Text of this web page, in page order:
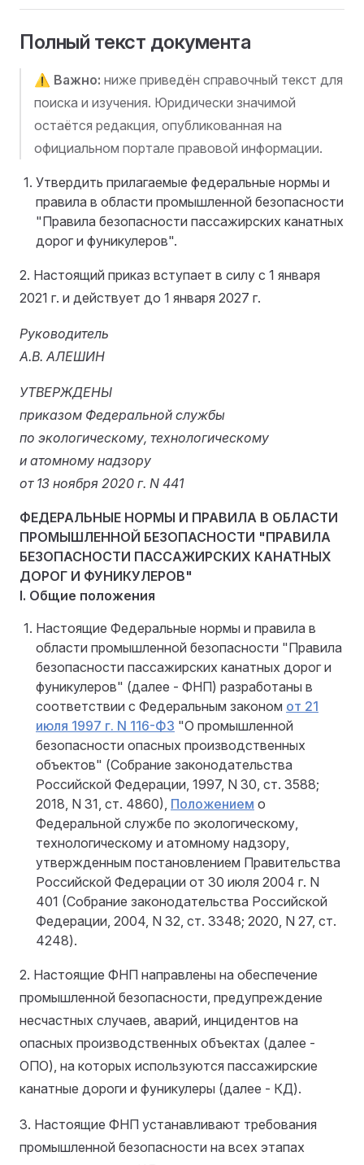
Полный текст документа
⚠️ Важно: ниже приведён справочный текст для
поиска и изучения. Юридически значимой
остаётся редакция, опубликованная на
официальном портале правовой информации.
Утвердить прилагаемые федеральные нормы и
правила в области промышленной безопасности
"Правила безопасности пассажирских канатных
дорог и фуникулеров".
2. Настоящий приказ вступает в силу с 1 января
2021 г. и действует до 1 января 2027 г.
Руководитель
А.В. АЛЕШИН
УТВЕРЖДЕНЫ
приказом Федеральной службы
по экологическому, технологическому
и атомному надзору
от 13 ноября 2020 г. N 441
ФЕДЕРАЛЬНЫЕ НОРМЫ И ПРАВИЛА В ОБЛАСТИ
ПРОМЫШЛЕННОЙ БЕЗОПАСНОСТИ "ПРАВИЛА
БЕЗОПАСНОСТИ ПАССАЖИРСКИХ КАНАТНЫХ
ДОРОГ И ФУНИКУЛЕРОВ"
I. Общие положения
Настоящие Федеральные нормы и правила в
области промышленной безопасности "Правила
безопасности пассажирских канатных дорог и
фуникулеров" (далее - ФНП) разработаны в
соответствии с Федеральным законом от 21
июля 1997 г. N 116-ФЗ "О промышленной
безопасности опасных производственных
объектов" (Собрание законодательства
Российской Федерации, 1997, N 30, ст. 3588;
2018, N 31, ст. 4860), Положением о
Федеральной службе по экологическому,
технологическому и атомному надзору,
утвержденным постановлением Правительства
Российской Федерации от 30 июля 2004 г. N
401 (Собрание законодательства Российской
Федерации, 2004, N 32, ст. 3348; 2020, N 27, ст.
4248).
2. Настоящие ФНП направлены на обеспечение
промышленной безопасности, предупреждение
несчастных случаев, аварий, инцидентов на
опасных производственных объектах (далее -
ОПО), на которых используются пассажирские
канатные дороги и фуникулеры (далее - КД).
3. Настоящие ФНП устанавливают требования
промышленной безопасности на всех этапах